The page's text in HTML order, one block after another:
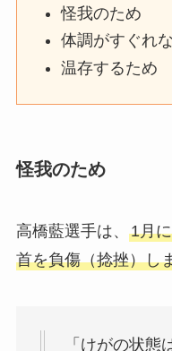
怪我のため
体調がすぐれ
温存するため
怪我のため
高橋藍選手は、 1月
首を負傷（捻挫）し
「けがの状態